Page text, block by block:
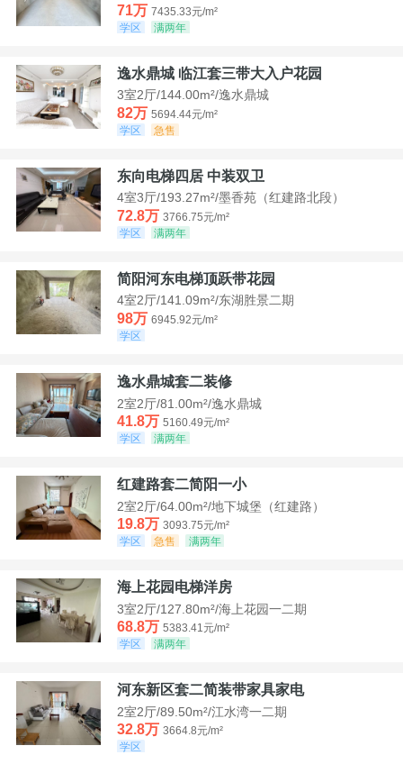
71万 7435.33元/m²
学区
满两年
逸水鼎城 临江套三带大入户花园
3室2厅/144.00m²/逸水鼎城
82万 5694.44元/m²
学区
急售
东向电梯四居 中装双卫
4室3厅/193.27m²/墨香苑（红建路北段）
72.8万 3766.75元/m²
学区
满两年
简阳河东电梯顶跃带花园
4室2厅/141.09m²/东湖胜景二期
98万 6945.92元/m²
学区
逸水鼎城套二装修
2室2厅/81.00m²/逸水鼎城
41.8万 5160.49元/m²
学区
满两年
红建路套二简阳一小
2室2厅/64.00m²/地下城堡（红建路）
19.8万 3093.75元/m²
学区
急售 满两年
海上花园电梯洋房
3室2厅/127.80m²/海上花园一二期
68.8万 5383.41元/m²
学区
满两年
河东新区套二简装带家具家电
2室2厅/89.50m²/江水湾一二期
32.8万 3664.8元/m²
学区